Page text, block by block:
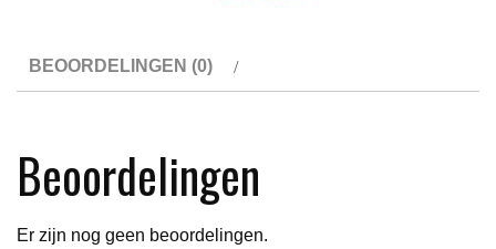
BEOORDELINGEN (0)
Beoordelingen
Er zijn nog geen beoordelingen.